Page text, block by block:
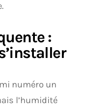
:
numéro un
l’humidité